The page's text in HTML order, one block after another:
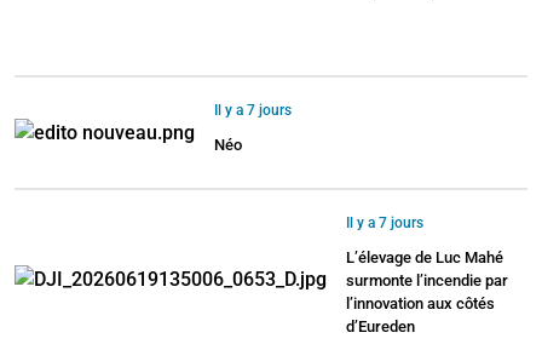
Il y a 7 jours
Néo
Il y a 7 jours
L’élevage de Luc Mahé
surmonte l’incendie par
l’innovation aux côtés
d’Eureden